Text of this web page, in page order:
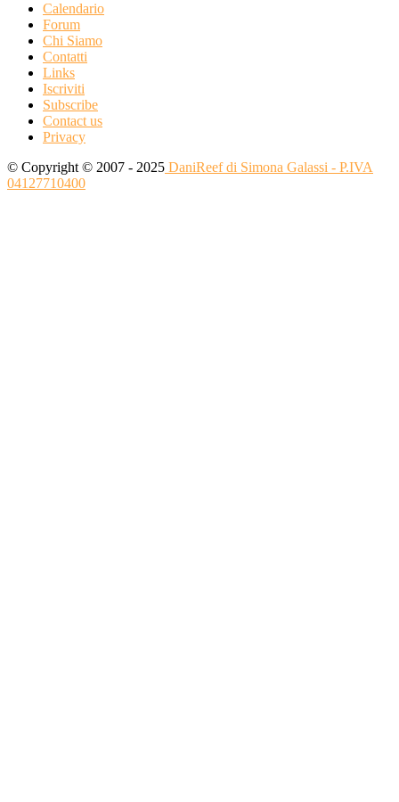
Calendario
Forum
Chi Siamo
Contatti
Links
Iscriviti
Subscribe
Contact us
Privacy
© Copyright © 2007 - 2025 DaniReef di Simona Galassi - P.IVA
04127710400